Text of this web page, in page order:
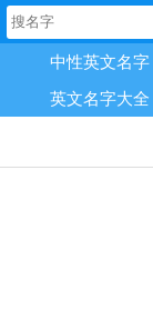
中性英文名字
英文名字大全